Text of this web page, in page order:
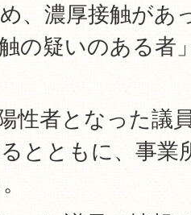
、濃厚接触があ
触の疑いのある者
性者となった議
とともに、事業